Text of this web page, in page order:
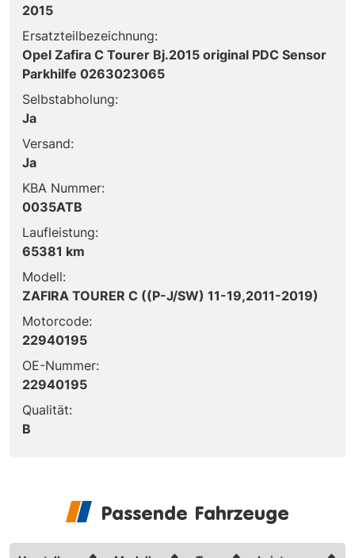
2015
Ersatzteilbezeichnung:
Opel Zafira C Tourer Bj.2015 original PDC Sensor
Parkhilfe 0263023065
Selbstabholung:
Ja
Versand:
Ja
KBA Nummer:
0035ATB
Laufleistung:
65381 km
Modell:
ZAFIRA TOURER C ((P-J/SW) 11-19,2011-2019)
Motorcode:
22940195
OE-Nummer:
22940195
Qualität:
B
Passende Fahrzeuge